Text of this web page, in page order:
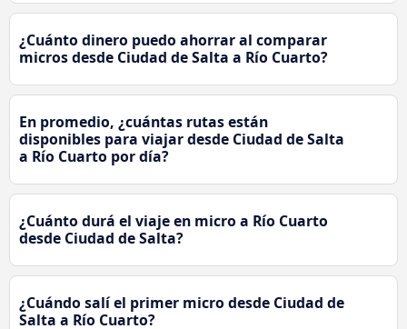
¿Cuánto dinero puedo ahorrar al comparar
micros desde Ciudad de Salta a Río Cuarto?
En promedio, ¿cuántas rutas están
disponibles para viajar desde Ciudad de Salta
a Río Cuarto por día?
¿Cuánto durá el viaje en micro a Río Cuarto
desde Ciudad de Salta?
¿Cuándo salí el primer micro desde Ciudad de
Salta a Río Cuarto?